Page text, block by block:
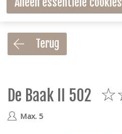
Terug
De Baak II 502
Max. 5